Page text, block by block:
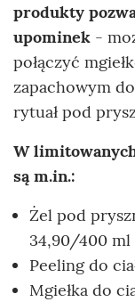
produkty
upominek -
połączyć
zapachowym
rytuał pod
W
są m.in.:
Żel pod
34,90/400 ml
Peeling do
Mgiełka do